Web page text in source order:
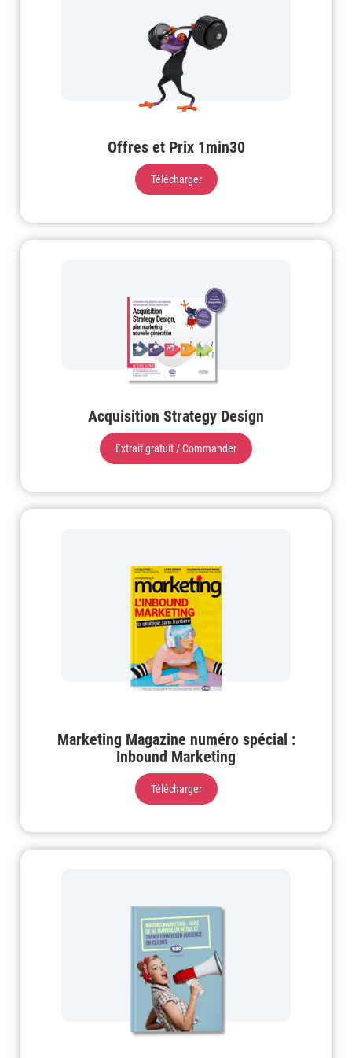
Offres et Prix 1min30
Télécharger
Acquisition Strategy Design
Extrait gratuit / Commander
Marketing Magazine numéro spécial :
Inbound Marketing
Télécharger